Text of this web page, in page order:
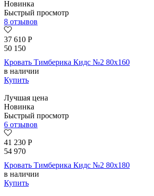
Новинка
Быстрый просмотр
8 отзывов
37 610 Р
50 150
Кровать Тимберика Кидс №2 80х160
в наличии
Купить
Лучшая цена
Новинка
Быстрый просмотр
6 отзывов
41 230 Р
54 970
Кровать Тимберика Кидс №2 80х180
в наличии
Купить